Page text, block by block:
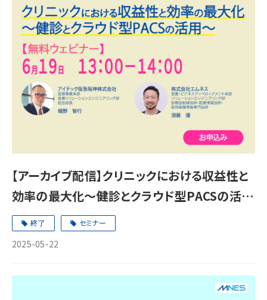
【アーカイブ配信】クリニックにおける収益性と
効率の最大化～健診とクラウド型PACSの活用
～
終了 セミナー
2025-05-22